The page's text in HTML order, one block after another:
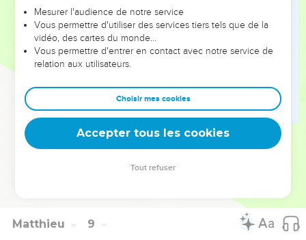
Les démons suppliaient Jésus : « Si tu nous chasses,
permets-nous d'aller dans ce troupeau de porcs. »
« Allez-y ! » leur dit-il. Ils sortirent des deux hommes et
entrèrent dans les porcs. Alors tout le troupeau se précipita
du haut de la falaise dans le lac, et ils moururent dans l'eau.
Les gardiens du troupeau s'enfuirent et allèrent dans la
ville rapporter tout ce qui s'était passé et ce qui était arrivé
aux démoniaques.
Alors tous les habitants de la ville sortirent à la rencontre
Matthieu 9
Mesurer l'audience de notre service
Vous permettre d'utiliser des services tiers tels que de la
vidéo, des cartes du monde…
Vous permettre d'entrer en contact avec notre service de
relation aux utilisateurs.
Choisir mes cookies
Accepter tous les cookies
Tout refuser